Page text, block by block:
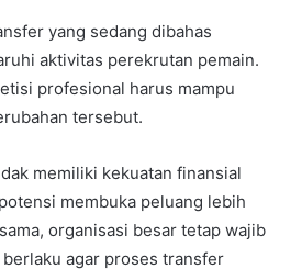
yang sedang dibahas
aktivitas perekrutan pemain.
profesional harus mampu
tersebut.
memiliki kekuatan finansial
membuka peluang lebih
organisasi besar tetap wajib
agar proses transfer